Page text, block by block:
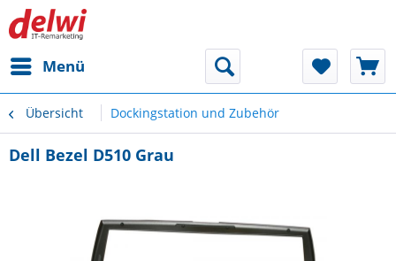
Menü
Übersicht Dockingstation und Zubehör
Dell Bezel D510 Grau